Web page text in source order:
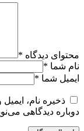
محتوای دیدگاه *
نام شما *
ایمیل شما *
ذخیره نام،
دوباره دیدگاهی